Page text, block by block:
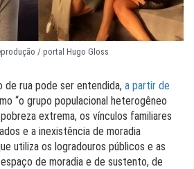
/ portal Hugo Gloss
de rua pode ser entendida, a partir de
“o grupo populacional heterogêneo
extrema, os vínculos familiares
e a inexistência de moradia
utiliza os logradouros públicos e as
de moradia e de sustento, de